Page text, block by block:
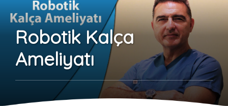
Robotik Kalça
Ameliyatı